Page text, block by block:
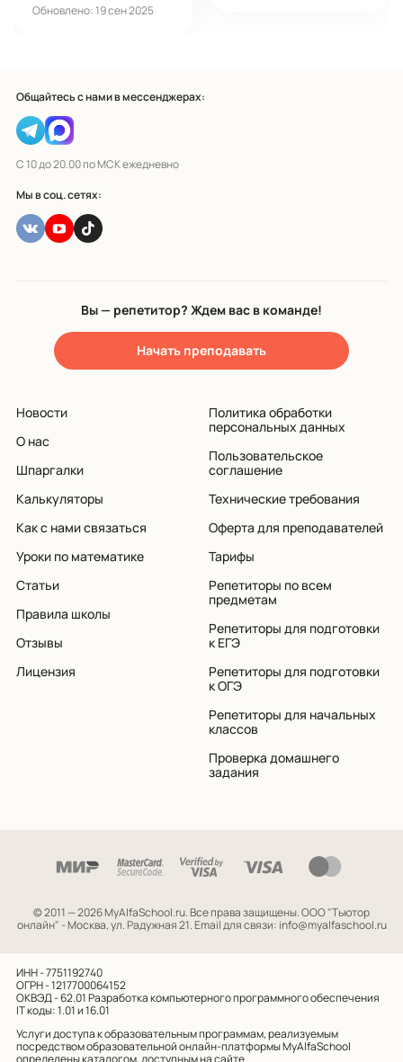
Обновлено: 19 сен 2025
Общайтесь с нами в мессенджерах:
С 10 до 20.00 по МСК ежедневно
Мы в соц. сетях:
Вы — репетитор? Ждем вас в команде!
Начать преподавать
Новости
О нас
Шпаргалки
Калькуляторы
Как с нами связаться
Уроки по математике
Статьи
Правила школы
Отзывы
Лицензия
Политика обработки
персональных данных
Пользовательское
соглашение
Технические требования
Оферта для преподавателей
Тарифы
Репетиторы по всем
предметам
Репетиторы для подготовки
к ЕГЭ
Репетиторы для подготовки
к ОГЭ
Репетиторы для начальных
классов
Проверка домашнего
задания
© 2011 — 2026 MyAlfaSchool.ru. Все права защищены.ООО "Тьютор
онлайн" - Москва, ул. Радужная 21. Email для связи: info@myalfaschool.ru
ИНН - 7751192740
ОГРН - 1217700064152
ОКВЭД - 62.01Разработка компьютерного программного обеспечения
IT коды: 1.01 и 16.01
Услуги доступа к образовательным программам, реализуемым
посредством образовательной онлайн-платформы MyAlfaSchool